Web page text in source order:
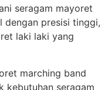
seragam mayoret
dengan presisi tinggi,
laki laki yang
marching band
kebutuhan seragam